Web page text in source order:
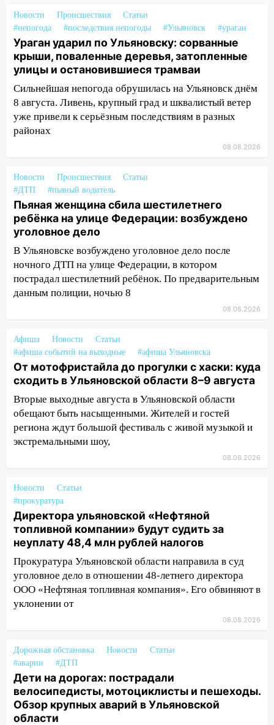
13:49
Стихия продолжает крушить
Ульяновск: дерево рухнуло на дом на
Орджоникидзе
13:47 На Нижней Террасе мощным
ветром вырвало дерево с корнем
13:46 Сильный ветер сорвал крышу с
СТО на проспекте Созидателей
13:35
13:22
Упавшие деревья перекрыли
дороги в Ульяновске: фото
13:17 Непогода в Ульяновске не
закончится сегодня: сильные ливни
сохранятся 9 августа
13:15 Трижды «брал в долг» без спроса:
житель Вешкаймского района похитил у
знакомого 191 тысячу рублей
13:12 Дерево пробило крышу дома на
Новгородской в Ульяновске и рухнуло
на электрощит
13:10 В Заволжском районе дерево
упало во дворе
13:08 Ураган ударил по Ульяновску:
сорванные крыши, поваленные деревья,
12:17 Ульяновск накрыл крупный град:
после ливня город снова уходит под
воду
12:12
Прокуратура взяла на контроль
ДТП с шестилетним ребёнком на улице
Федерации
12:01 Пьяная женщина сбила
11:16 В Ульяновске ищут 37-летнего
мужчину, пропавшего ещё 19 июля
10:30 От мотофристайла до прогулки с
хаски: куда сходить в Ульяновской
области 8–9 августа
Новости Происшествия
Статьи
#непогода
#последствия непогоды #Ульяновск #ураган
Ураган ударил по Ульяновску: сорванные
крыши, поваленные деревья, затопленные
улицы и остановившиеся трамваи
Сильнейшая непогода обрушилась на Ульяновск днём
8 августа. Ливень, крупный град и шквалистый ветер
уже привели к серьёзным последствиям в разных
районах
08.08.2026
Новости Происшествия
Статьи
#ДТП
#пьяный водитель
Пьяная женщина сбила шестилетнего
ребёнка на улице Федерации: возбуждено
уголовное дело
В Ульяновске возбуждено уголовное дело после
ночного ДТП на улице Федерации, в котором
пострадал шестилетний ребёнок. По предварительным
данным полиции, ночью 8
08.08.2026
Афиша Новости
Статьи
#афиша событий на выходные
#афиша Ульяновска
От мотофристайла до прогулки с хаски: куда
сходить в Ульяновской области 8–9 августа
Вторые выходные августа в Ульяновской области
обещают быть насыщенными. Жителей и гостей
региона ждут большой фестиваль с живой музыкой и
экстремальными шоу,
08.08.2026
Новости
Статьи
#прокуратура
Директора ульяновской «Нефтяной
топливной компании» будут судить за
неуплату 48,4 млн рублей налогов
Прокуратура Ульяновской области направила в суд
уголовное дело в отношении 48-летнего директора
ООО «Нефтяная топливная компания». Его обвиняют в
уклонении от
08.08.2026
Дорожная обстановка Новости
Статьи
#аварии
#ДТП
Дети на дорогах: пострадали
велосипедисты, мотоциклисты и пешеходы.
Обзор крупных аварий в Ульяновской
области